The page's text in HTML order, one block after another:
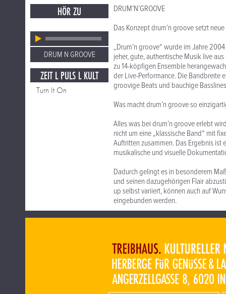
HÖR ZU
DRUM N GROOVE
ZEIT L PULS L KULT
Turn It On
DRUM’N’GROOVE
Das Konzept drum’n groove setzt
„Drum’n groove“ wurde im Jahre
jeher, gute, authentische Musik live
zu 14-köpfigen Ensemble
der Live-Performance. Die Bandbreite
groovige Beats und bauchige
Was macht drum’n groove so
Alles was bei drum’n groove erlebt
nicht um eine „klassische Band“ mit
Auftritten zusammen. Das Ergebnis
musikalische und visuelle
Dadurch gelingt es in besonderem
und seinen dazugehörigen Flair
up selbst variiert, können auch auf
eingebunden werden.